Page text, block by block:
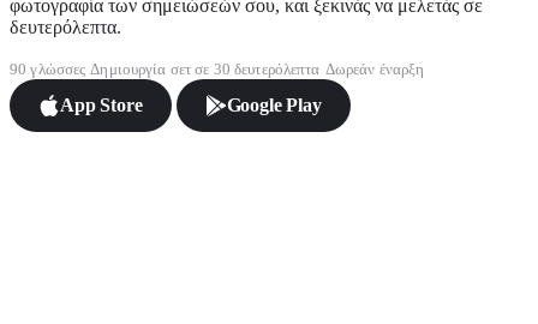
φωτογραφία των σημειώσεών σου, και ξεκινάς να μελετάς σε
δευτερόλεπτα.
90 γλώσσες Δημιουργία σετ σε 30 δευτερόλεπτα Δωρεάν έναρξη
App Store Google Play